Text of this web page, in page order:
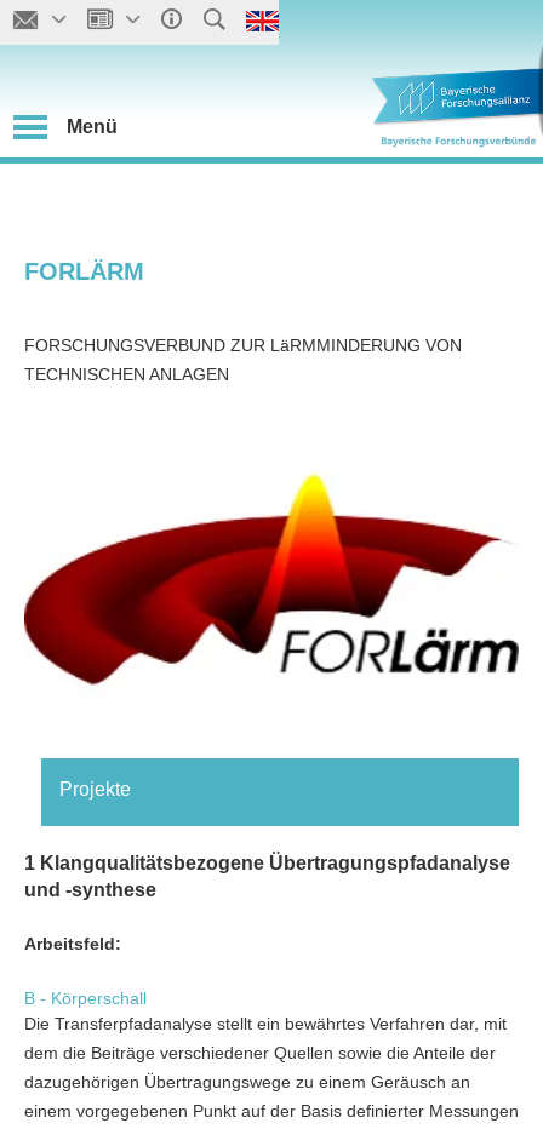
Menü
FORLÄRM
FORSCHUNGSVERBUND ZUR LäRMMINDERUNG VON
TECHNISCHEN ANLAGEN
Projekte
1 Klangqualitätsbezogene Übertragungspfadanalyse
und -synthese
Arbeitsfeld:
B - Körperschall
Die Transferpfadanalyse stellt ein bewährtes Verfahren dar, mit
dem die Beiträge verschiedener Quellen sowie die Anteile der
dazugehörigen Übertragungswege zu einem Geräusch an
einem vorgegebenen Punkt auf der Basis definierter Messungen